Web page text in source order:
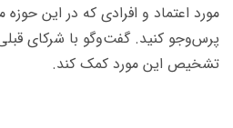
مورد اعتماد و افرادی که در این
پرس‌و‌جو کنید. گفت‌وگو با شرکای
تشخیص این مورد کمک کند.